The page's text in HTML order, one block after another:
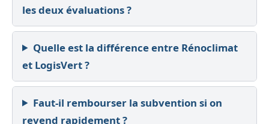
les deux évaluations ?
Quelle est la différence entre Rénoclimat
et LogisVert ?
Faut-il rembourser la subvention si on
revend rapidement ?